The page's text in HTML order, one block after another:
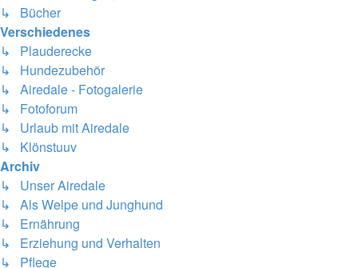
↳ Bücher
Verschiedenes
↳ Plauderecke
↳ Hundezubehör
↳ Airedale - Fotogalerie
↳ Fotoforum
↳ Urlaub mit Airedale
↳ Klönstuuv
Archiv
↳ Unser Airedale
↳ Als Welpe und Junghund
↳ Ernährung
↳ Erziehung und Verhalten
↳ Pflege